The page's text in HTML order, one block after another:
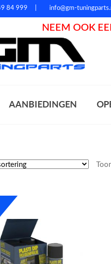
84 999 info@gm-
NEEM OOK
AANBIEDINGEN